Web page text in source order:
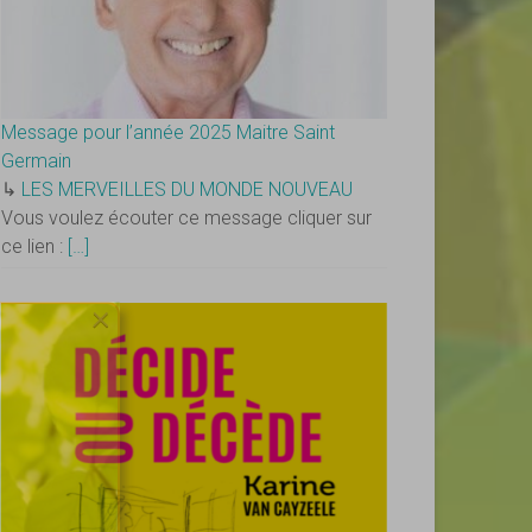
Message pour l’année 2025 Maitre Saint
Germain
↳ LES MERVEILLES DU MONDE NOUVEAU
Vous voulez écouter ce message cliquer sur
ce lien : […]
×